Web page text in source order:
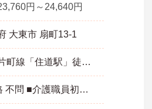
円～24,640円
大東市 扇町13-1
ＪＲ片町線「住道駅」徒歩5分
■資格 不問 ■介護職員初任者研修（ヘルパー2級）以上 あれば尚可 ■経験 必須